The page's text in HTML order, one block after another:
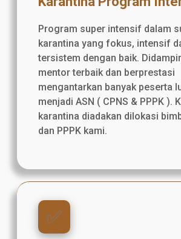
Program super intensif dalam
karantina yang fokus, intensif
tersistem dengan baik.
mentor terbaik dan berprestasi
mengantarkan banyak peserta
menjadi ASN ( CPNS & PPPK ).
karantina diadakan dilokasi
dan PPPK kami.
✅️